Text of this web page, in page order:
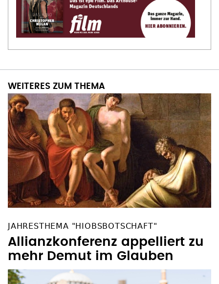
WEITERES ZUM THEMA
JAHRESTHEMA "HIOBSBOTSCHAFT"
Allianzkonferenz appelliert zu
mehr Demut im Glauben